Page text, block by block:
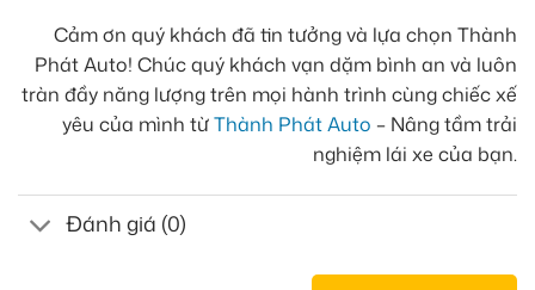
Cảm ơn quý khách đã tin tưởng và lựa chọn Thành
Phát Auto! Chúc quý khách vạn dặm bình an và luôn
tràn đầy năng lượng trên mọi hành trình cùng chiếc xế
yêu của mình từThành Phát Auto – Nâng tầm trải
nghiệm lái xe của bạn.
Đánh giá (0)